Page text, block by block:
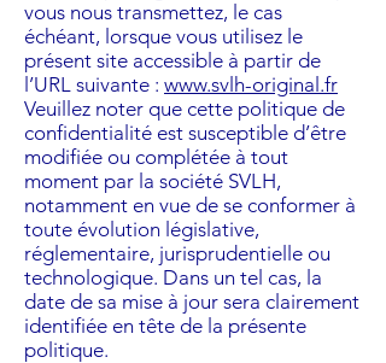
vous nous transmettez, le cas
échéant, lorsque vous utilisez le
présent site accessible à partir de
l’URL suivante : www.svlh-original.fr
Veuillez noter que cette politique de
confidentialité est susceptible d’être
modifiée ou complétée à tout
moment par la société SVLH,
notamment en vue de se conformer à
toute évolution législative,
réglementaire, jurisprudentielle ou
technologique. Dans un tel cas, la
date de sa mise à jour sera clairement
identifiée en tête de la présente
politique.